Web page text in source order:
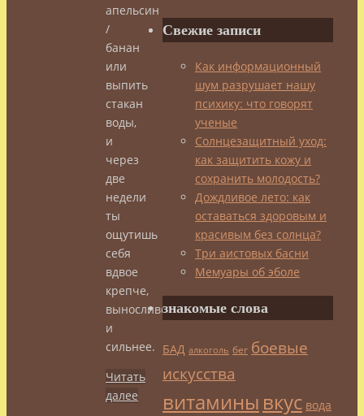
апельсин
/
банан
или
выпить
стакан
воды,
и
через
две
недели
ты
ощутишь
себя
вдвое
крепче,
выносливее
и
сильнее.
Читать
далее
Свежие записи
Как информационный
шум разрушает нашу
психику: что говорят
ученые
Солнцезащитный уход:
как защитить кожу и
сохранить молодость?
Дождливое лето: как
оставаться здоровым и
красивым без солнца?
Три аистовых басни
Мемуары об эболе
знакомые слова
БАД алкоголь бег боевые
искусства
витамины вкус вода